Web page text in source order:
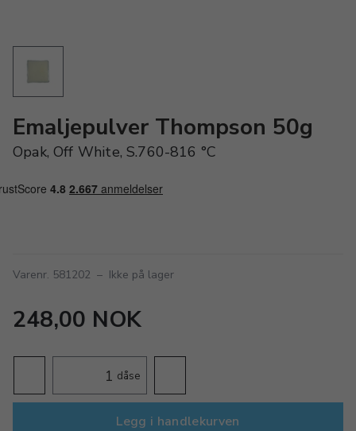
Emaljepulver Thompson 50g
Opak, Off White, S.760-816 °C
Varenr. 581202 – Ikke på lager
248,00 NOK
dåse
Legg i handlekurven